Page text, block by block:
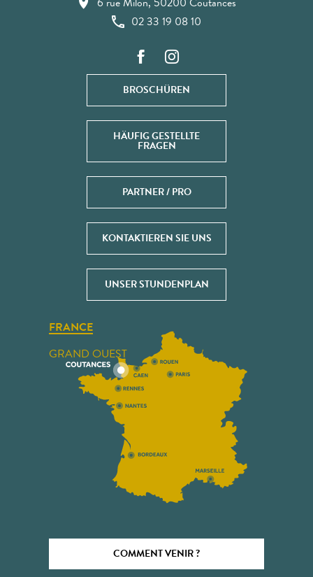
02 33 19 08 10
BROSCHÜREN
HÄUFIG GESTELLTE
FRAGEN
PARTNER / PRO
KONTAKTIEREN SIE UNS
UNSER STUNDENPLAN
FRANCE
GRAND OUEST
COMMENT VENIR ?